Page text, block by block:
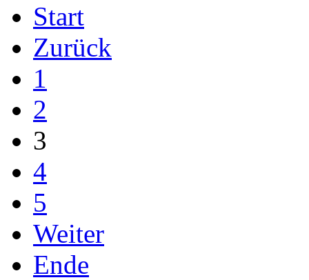
Start
Zurück
1
2
3
4
5
Weiter
Ende